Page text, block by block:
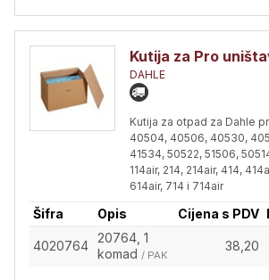
Kutija za Pro
DAHLE
Kutija za otpad za Dahle
40504, 40506, 40530,
41534, 50522, 51506,
114air, 214, 214air, 414,
614air, 714 i 714air
Šifra Opis Cijena s PDV
4020764
20764, 1
komad / PAK
38,20